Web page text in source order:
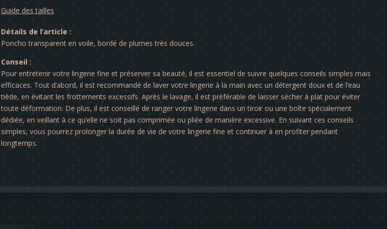
Guide des tailles
Détails de l’article :
Poncho transparent en voile, bordé de plumes très douces.
Conseil :
Pour entretenir votre lingerie fine et préserver sa beauté, il est essentiel de suivre quelques conseils simples mais
efficaces. Tout d’abord, il est recommandé de laver votre lingerie à la main avec un détergent doux et de l’eau
tiède, en évitant les frottements excessifs. Après le lavage, il est préférable de laisser sécher à plat pour éviter
toute déformation. De plus, il est conseillé de ranger votre lingerie dans un tiroir ou une boîte spécialement
dédiée, en veillant à ce qu’elle ne soit pas comprimée ou pliée de manière excessive. En suivant ces conseils
simples, vous pourrez prolonger la durée de vie de votre lingerie fine et continuer à en profiter pendant
longtemps.